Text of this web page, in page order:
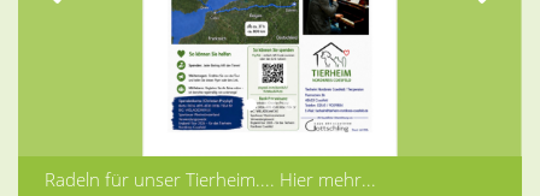
Radeln für unser Tierheim.... Hier mehr...